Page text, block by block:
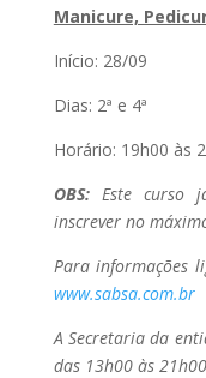
Manicure,
Início: 28/09
Dias: 2ª e 4ª
Horário: 19h00 às
OBS:Este curso
inscrever no
Para informações
www.sabsa.com.br
A Secretaria da
das 13h00 às